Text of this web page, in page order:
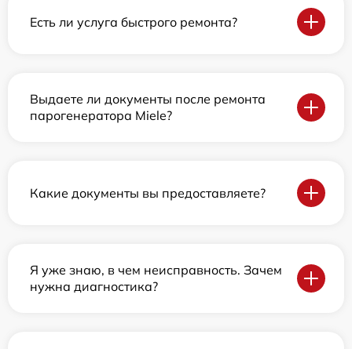
Есть ли услуга быстрого ремонта?
Выдаете ли документы после ремонта
парогенератора Miele?
Какие документы вы предоставляете?
Я уже знаю, в чем неисправность. Зачем
нужна диагностика?